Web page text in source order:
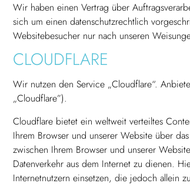
Wir haben einen Vertrag über
sich um einen datenschutzrechtlich
Websitebesucher nur nach unseren
CLOUDFLARE
Wir nutzen den Service „Cloudflare“.
„Cloudflare”).
Cloudflare bietet ein weltweit verteiltes
Ihrem Browser und unserer Website über
zwischen Ihrem Browser und unserer
Datenverkehr aus dem Internet zu dienen.
Internetnutzern einsetzen, die jedoch allein